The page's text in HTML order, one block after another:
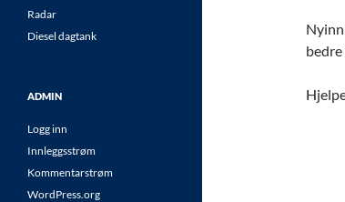
Radar
Diesel dagtank
ADMIN
Logg inn
Innleggsstrøm
Kommentarstrøm
WordPress.org